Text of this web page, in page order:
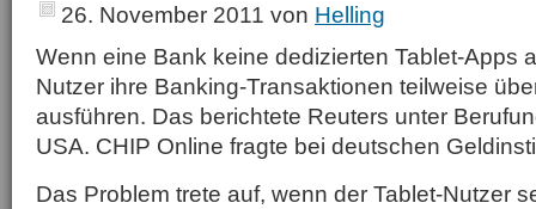
26. November 2011 von Helling
Wenn eine Bank keine dedizierten Tablet-Apps
Nutzer ihre Banking-Transaktionen teilweise
ausführen. Das berichtete Reuters unter
USA. CHIP Online fragte bei deutschen
Das Problem trete auf, wenn der Tablet-Nutzer